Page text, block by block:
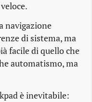
navigazione
di sistema, ma
facile di quello che
automatismo, ma
è inevitabile: